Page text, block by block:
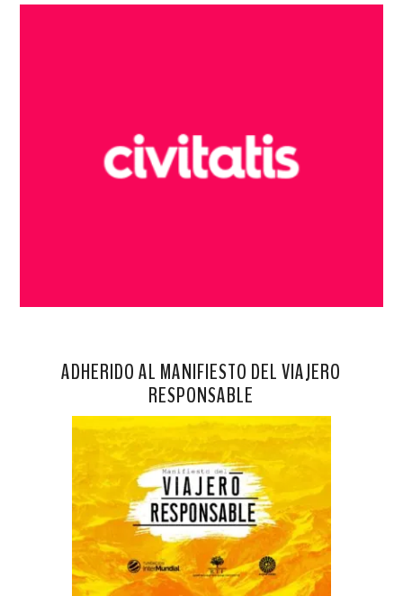
ADHERIDO AL MANIFIESTO DEL VIAJERO
RESPONSABLE